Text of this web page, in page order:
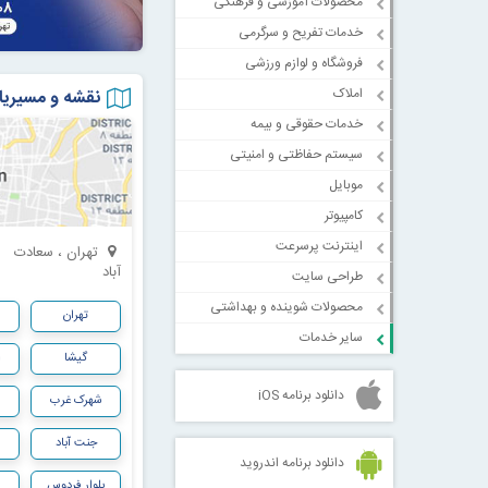
خدمات تفریح و سرگرمی
فروشگاه و لوازم ورزشی
املاک
خدمات حقوقی و بیمه
سیستم حفاظتی و امنیتی
موبایل
کامپیوتر
اینترنت پرسرعت
طراحی سایت
محصولات شوینده و بهداشتی
سایر خدمات
دانلود برنامه iOS
دانلود برنامه اندروید
نقشه و
تهران ، سعادت
آباد
تهران
گیشا
شهرک غرب
جنت آباد